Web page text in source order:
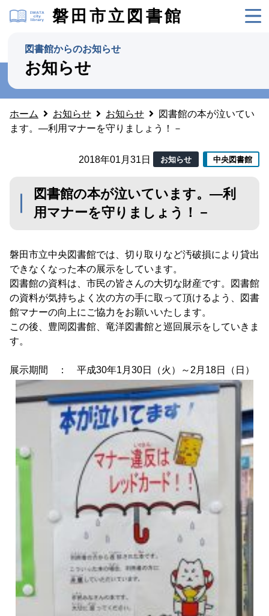
磐田市立図書館
図書館からのお知らせ
お知らせ
ホーム お知らせ お知らせ
図書館の本が泣いてい
ます。―利用マナーを守りましょう！－
2018年01月31日 お知らせ 中央図書館
図書館の本が泣いています。―利
用マナーを守りましょう！－
磐田市立中央図書館では、切り取りなど汚破損により貸出
できなくなった本の展示をしています。
図書館の資料は、市民の皆さんの大切な財産です。図書館
の資料が気持ちよく次の方の手に取って頂けるよう、図書
館マナーの向上にご協力をお願いいたします。
この後、豊岡図書館、竜洋図書館と巡回展示をしていきま
す。
展示期間 ： 平成30年1月30日（火）～2月18日（日）